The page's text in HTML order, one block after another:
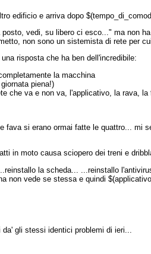
edificio e arriva dopo
vedi, su libero ci esco..." ma non
non sono un sistemista di rete per
risposta che ha ben dell'incredibile:
la macchina
piena!)
che va e non va, l'applicativo, la rava, la
fava si erano ormai fatte le quattro... mi
in moto causa sciopero dei treni e
la scheda... ...reinstallo
non vede se stessa e quindi
gli stessi identici problemi di ieri...